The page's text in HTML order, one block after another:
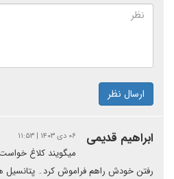
ارسال نظر
ابراهیم قدیمی ۰۶ دی ۱۴۰۳ | ۱۱:۵۳
میگویند کلاغ خواست
رفتن خودش راهم فراموش کرد۔ پتانسیل